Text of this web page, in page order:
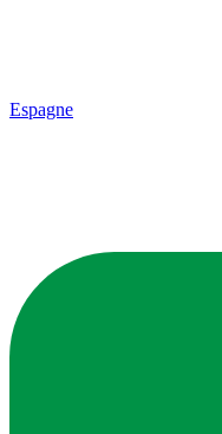
Espagne